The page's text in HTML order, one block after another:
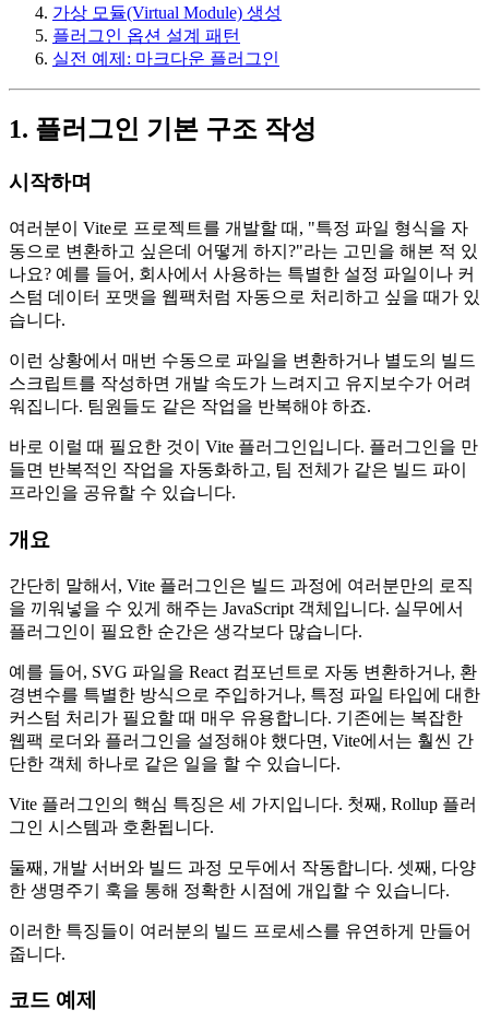
가상 모듈(Virtual Module) 생성
플러그인 옵션 설계 패턴
실전 예제: 마크다운 플러그인
1. 플러그인 기본 구조 작성
시작하며
여러분이 Vite로 프로젝트를 개발할 때, "특정 파일 형식을 자
동으로 변환하고 싶은데 어떻게 하지?"라는 고민을 해본 적 있
나요? 예를 들어, 회사에서 사용하는 특별한 설정 파일이나 커
스텀 데이터 포맷을 웹팩처럼 자동으로 처리하고 싶을 때가 있
습니다.
이런 상황에서 매번 수동으로 파일을 변환하거나 별도의 빌드
스크립트를 작성하면 개발 속도가 느려지고 유지보수가 어려
워집니다. 팀원들도 같은 작업을 반복해야 하죠.
바로 이럴 때 필요한 것이 Vite 플러그인입니다. 플러그인을 만
들면 반복적인 작업을 자동화하고, 팀 전체가 같은 빌드 파이
프라인을 공유할 수 있습니다.
개요
간단히 말해서, Vite 플러그인은 빌드 과정에 여러분만의 로직
을 끼워넣을 수 있게 해주는 JavaScript 객체입니다. 실무에서
플러그인이 필요한 순간은 생각보다 많습니다.
예를 들어, SVG 파일을 React 컴포넌트로 자동 변환하거나, 환
경변수를 특별한 방식으로 주입하거나, 특정 파일 타입에 대한
커스텀 처리가 필요할 때 매우 유용합니다. 기존에는 복잡한
웹팩 로더와 플러그인을 설정해야 했다면, Vite에서는 훨씬 간
단한 객체 하나로 같은 일을 할 수 있습니다.
Vite 플러그인의 핵심 특징은 세 가지입니다. 첫째, Rollup 플러
그인 시스템과 호환됩니다.
둘째, 개발 서버와 빌드 과정 모두에서 작동합니다. 셋째, 다양
한 생명주기 훅을 통해 정확한 시점에 개입할 수 있습니다.
이러한 특징들이 여러분의 빌드 프로세스를 유연하게 만들어
줍니다.
코드 예제